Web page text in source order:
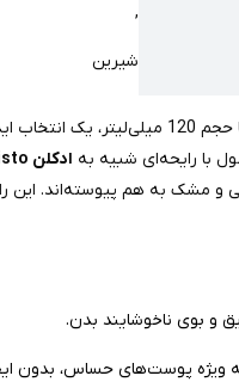
,
شیرین
با حجم 120 میلی‌لیتر، یک
با رایحه‌ای شبیه به ادکلن Casamorati Mefisto
و مشک به هم پیوسته‌اند. این
و بوی ناخوشایند بدن.
ویژه پوست‌های حساس، بدون